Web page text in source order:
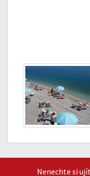
Nenechte si ujít